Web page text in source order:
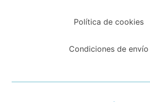
Política de cookies
Condiciones de envío